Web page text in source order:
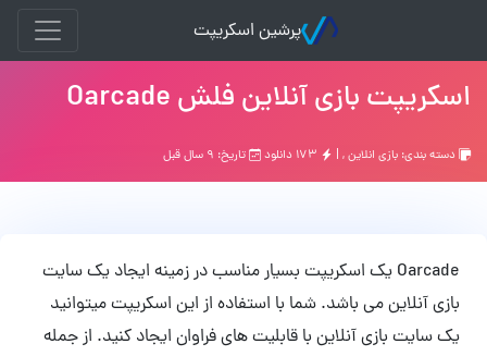
پرشین اسکریپت
اسکریپت بازی آنلاین فلش Oarcade
دسته بندی: بازي انلاين, | تاریخ: ۹ سال قبل
Oarcade یک اسکریپت بسیار مناسب در زمینه ایجاد یک سایت
بازی آنلاین می باشد. شما با استفاده از این اسکریپت میتوانید
یک سایت بازی آنلاین با قابلیت های فراوان ایجاد کنید. از جمله